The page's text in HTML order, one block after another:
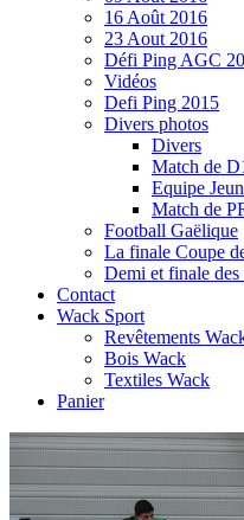
16 Août 2016
23 Aout 2016
Défi Ping AGC
Vidéos
Defi Ping 2015
Divers photos
Divers
Match de
Equipe
Match de
Football Gaëlique
La finale Coupe
Demi et finale
Contact
Wack Sport
Revêtements
Bois Wack
Textiles Wack
Panier